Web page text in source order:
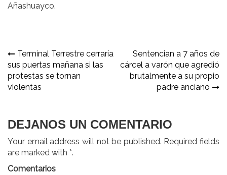
Añashuayco.
Navegación
de
entradas
Terminal Terrestre cerraría
sus puertas mañana si las
protestas se tornan
violentas
Sentencian a 7 años de
cárcel a varón que agredió
brutalmente a su propio
padre anciano
DEJANOS UN COMENTARIO
Your email address will not be published. Required fields
are marked with *.
Comentarios